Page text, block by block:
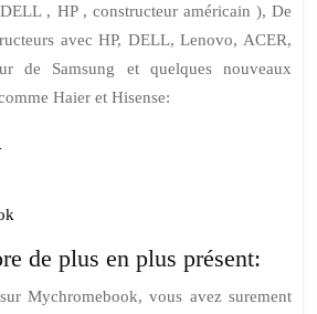
, HP , constructeur américain ), De
avec HP, DELL, Lenovo, ACER,
de Samsung et quelques nouveaux
Haier et Hisense:
de plus en plus présent:
Mychromebook, vous avez surement